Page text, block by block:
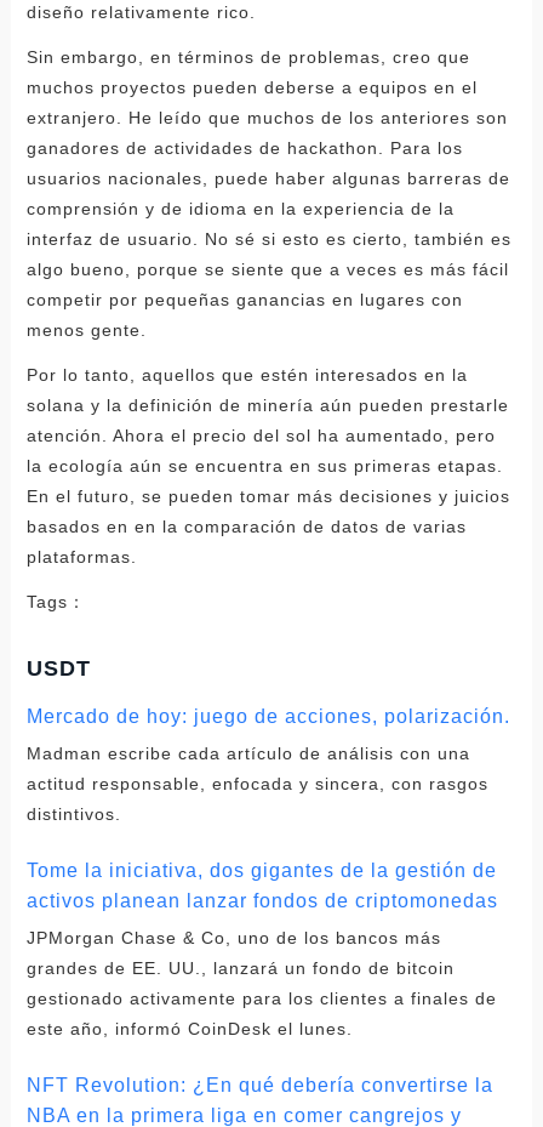
diseño relativamente rico.
Sin embargo, en términos de problemas, creo que
muchos proyectos pueden deberse a equipos en el
extranjero. He leído que muchos de los anteriores son
ganadores de actividades de hackathon. Para los
usuarios nacionales, puede haber algunas barreras de
comprensión y de idioma en la experiencia de la
interfaz de usuario. No sé si esto es cierto, también es
algo bueno, porque se siente que a veces es más fácil
competir por pequeñas ganancias en lugares con
menos gente.
Por lo tanto, aquellos que estén interesados ​​en la
solana y la definición de minería aún pueden prestarle
atención. Ahora el precio del sol ha aumentado, pero
la ecología aún se encuentra en sus primeras etapas.
En el futuro, se pueden tomar más decisiones y juicios
basados ​​en en la comparación de datos de varias
plataformas.
Tags：
USDT
Mercado de hoy: juego de acciones, polarización.
Madman escribe cada artículo de análisis con una
actitud responsable, enfocada y sincera, con rasgos
distintivos.
Tome la iniciativa, dos gigantes de la gestión de
activos planean lanzar fondos de criptomonedas
JPMorgan Chase & Co, uno de los bancos más
grandes de EE. UU., lanzará un fondo de bitcoin
gestionado activamente para los clientes a finales de
este año, informó CoinDesk el lunes.
NFT Revolution: ¿En qué debería convertirse la
NBA en la primera liga en comer cangrejos y